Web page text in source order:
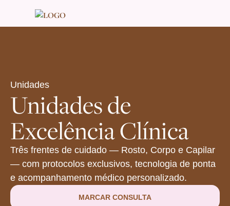
Unidades
Unidades de
Excelência Clínica
Três frentes de cuidado — Rosto, Corpo e Capilar
— com protocolos exclusivos, tecnologia de ponta
e acompanhamento médico personalizado.
MARCAR CONSULTA